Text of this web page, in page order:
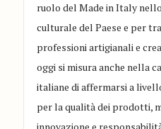
ruolo del Made in Italy
culturale del Paese e per
professioni artigianali e
oggi si misura anche nella
italiane di affermarsi a
per la qualità dei prodotti,